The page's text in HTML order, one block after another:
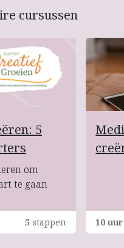
cursussen
5
om
te gaan
5 stappen 10 uur